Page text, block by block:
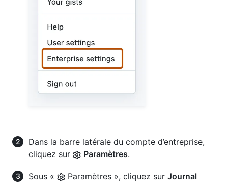
Dans la barre latérale du compte d’entreprise,
cliquez sur
Paramètres.
Sous « Paramètres », cliquez sur Journal